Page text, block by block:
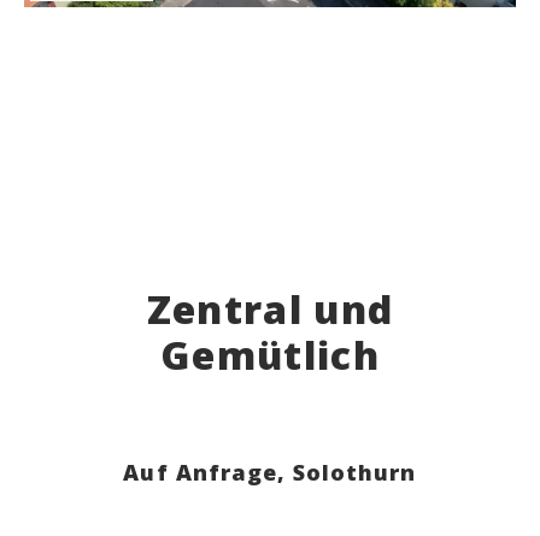
Zentral und
Gemütlich
Auf Anfrage,Solothurn